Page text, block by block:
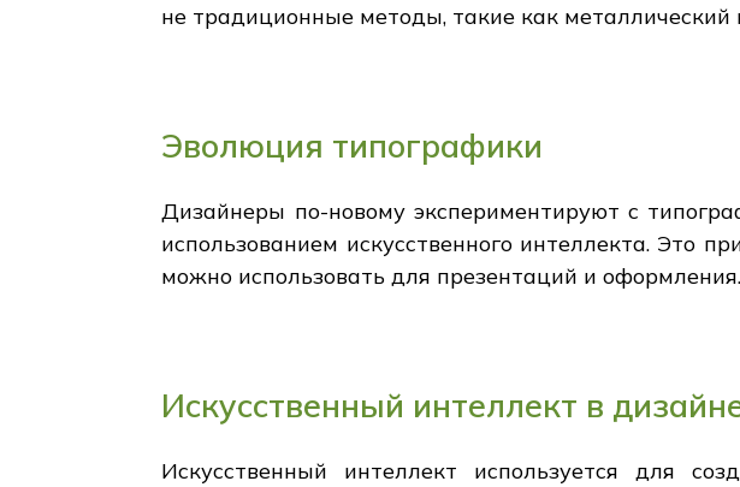
не традиционные методы, такие как
Эволюция типографики
Дизайнеры по-новому экспериментируют с
использованием искусственного интеллекта. Это
можно использовать для презентаций и оформления.
Искусственный интеллект в
Искусственный интеллект используется для